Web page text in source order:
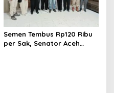
Semen Tembus Rp120 Ribu
per Sak, Senator Aceh